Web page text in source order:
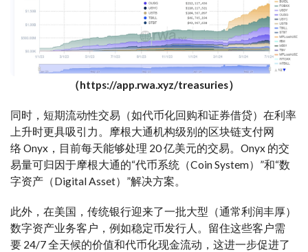
（https://app.rwa.xyz/treasuries）
同时，短期流动性交易（如代币化回购和证券借贷）在利率
上升时更具吸引力。摩根大通机构级别的区块链支付网
络 Onyx，目前每天能够处理 20 亿美元的交易。Onyx 的交
易量可归因于摩根大通的“代币系统（Coin System）”和“数
字资产（Digital Asset）”解决方案。
此外，在美国，传统银行迎来了一批大型（通常利润丰厚）
数字资产业务客户，例如稳定币发行人。留住这些客户需
要 24/7 全天候的价值和代币化现金流动，这进一步促进了